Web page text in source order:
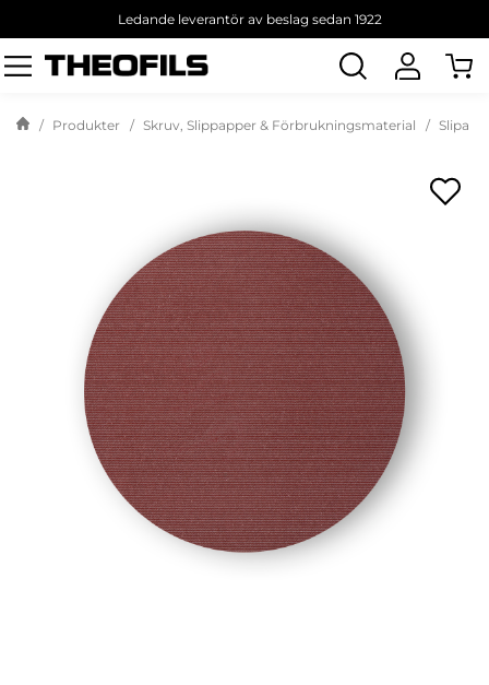
Ledande leverantör av beslag sedan 1922
Sök
produkt
Produkter Skruv, Slippapper & Förbrukningsmaterial Slipa &